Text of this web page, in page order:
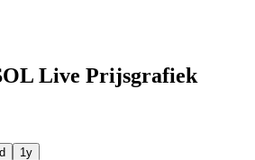
Live Prijsgrafiek
1y